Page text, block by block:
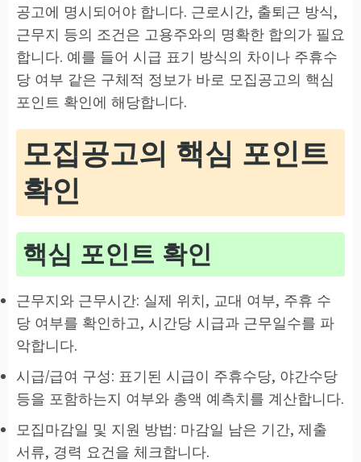
공고에 명시되어야 합니다. 근로시간, 출퇴근 방식,
근무지 등의 조건은 고용주와의 명확한 합의가 필요
합니다. 예를 들어 시급 표기 방식의 차이나 주휴수
당 여부 같은 구체적 정보가 바로 모집공고의 핵심
포인트 확인에 해당합니다.
모집공고의 핵심 포인트
확인
핵심 포인트 확인
근무지와 근무시간: 실제 위치, 교대 여부, 주휴 수
당 여부를 확인하고, 시간당 시급과 근무일수를 파
악합니다.
시급/급여 구성: 표기된 시급이 주휴수당, 야간수당
등을 포함하는지 여부와 총액 예측치를 계산합니다.
모집마감일 및 지원 방법: 마감일 남은 기간, 제출
서류, 경력 요건을 체크합니다.